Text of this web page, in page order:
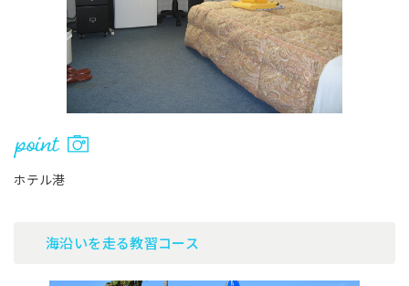
ホテル港
海沿いを走る教習コース